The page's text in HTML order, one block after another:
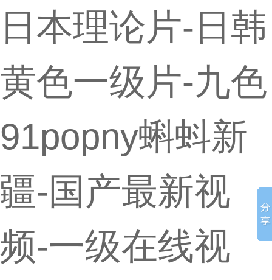
日本理论片-日韩
黄色一级片-九色
91popny蝌蚪新
疆-国产最新视
频-一级在线视